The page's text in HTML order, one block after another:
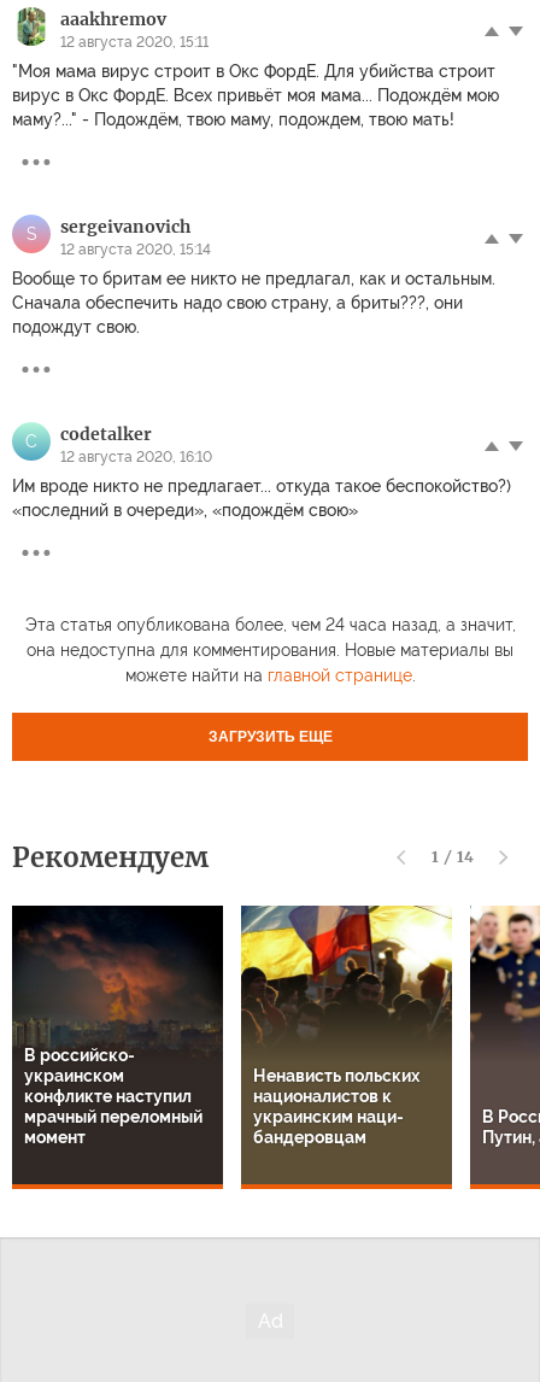
aaakhremov
12 августа 2020, 15:11
"Моя мама вирус строит в Окс ФордЕ. Для убийства строит
вирус в Окс ФордЕ. Всех привьёт моя мама... Подождём мою
маму?..." - Подождём, твою маму, подождем, твою мать!
S sergeivanovich
12 августа 2020, 15:14
Вообще то бритам ее никто не предлагал, как и остальным.
Сначала обеспечить надо свою страну, а бриты???, они
подождут свою.
C codetalker
12 августа 2020, 16:10
Им вроде никто не предлагает... откуда такое беспокойство?)
«последний в очереди», «подождём свою»
Эта статья опубликована более, чем 24 часа назад, а значит,
она недоступна для комментирования. Новые материалы вы
можете найти на главной странице.
ЗАГРУЗИТЬ ЕЩЕ
Рекомендуем 1 / 14
В российско-
украинском
конфликте наступил
мрачный переломный
момент
Ненависть польских
националистов к
украинским наци-
бандеровцам
В